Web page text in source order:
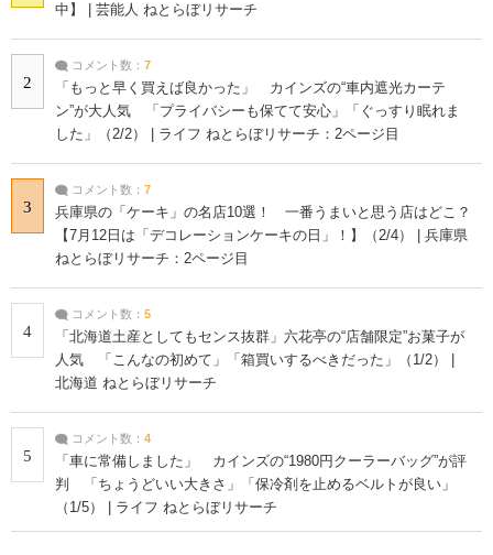
中】 | 芸能人 ねとらぼリサーチ
2
コメント数： 7
「もっと早く買えば良かった」 カインズの“車内遮光カーテ
ン”が大人気 「プライバシーも保てて安心」「ぐっすり眠れま
した」（2/2） | ライフ ねとらぼリサーチ：2ページ目
3
コメント数： 7
兵庫県の「ケーキ」の名店10選！ 一番うまいと思う店はどこ？
【7月12日は「デコレーションケーキの日」！】（2/4） | 兵庫県
ねとらぼリサーチ：2ページ目
4
コメント数： 5
「北海道土産としてもセンス抜群」六花亭の“店舗限定”お菓子が
人気 「こんなの初めて」「箱買いするべきだった」（1/2） |
北海道 ねとらぼリサーチ
5
コメント数： 4
「車に常備しました」 カインズの“1980円クーラーバッグ”が評
判 「ちょうどいい大きさ」「保冷剤を止めるベルトが良い」
（1/5） | ライフ ねとらぼリサーチ